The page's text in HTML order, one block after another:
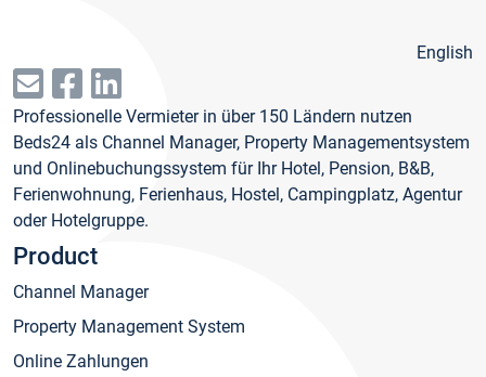
English
Professionelle Vermieter in über 150 Ländern nutzen
Beds24 als Channel Manager, Property Managementsystem
und Onlinebuchungssystem für Ihr Hotel, Pension, B&B,
Ferienwohnung, Ferienhaus, Hostel, Campingplatz, Agentur
oder Hotelgruppe.
Product
Channel Manager
Property Management System
Online Zahlungen